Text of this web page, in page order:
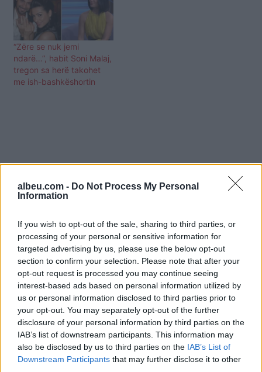
albeu.com - Do Not Process My Personal
Information
If you wish to opt-out of the sale, sharing to third parties, or
processing of your personal or sensitive information for
targeted advertising by us, please use the below opt-out
section to confirm your selection. Please note that after your
opt-out request is processed you may continue seeing
interest-based ads based on personal information utilized by
us or personal information disclosed to third parties prior to
your opt-out. You may separately opt-out of the further
disclosure of your personal information by third parties on the
IAB’s list of downstream participants. This information may
also be disclosed by us to third parties on the IAB’s List of
Downstream Participants that may further disclose it to other
“Zëre se nuk jemi
ndarë…”, habit Soni Malaj,
tregon sa herë takohet
me ish-bashkëshortin
Shtuarmë12.05.2026 15:50
Tags:
,